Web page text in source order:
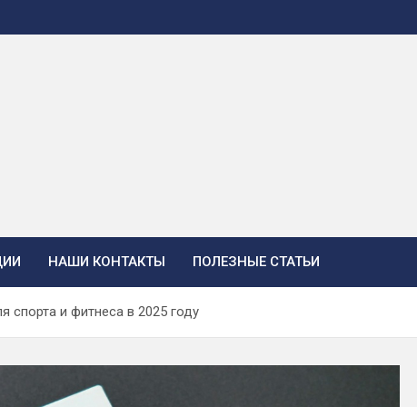
НАШИ КОНТАКТЫ ПОЛЕЗНЫЕ СТАТЬИ
спорта и фитнеса в 2025 году